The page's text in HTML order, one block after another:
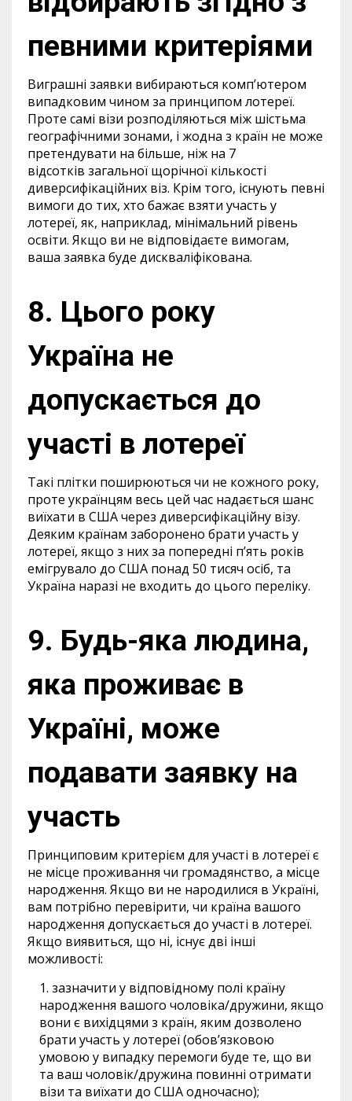
певними критеріями
Виграшні заявки вибираються комп’ютером
випадковим чином за принципом лотереї.
Проте самі візи розподіляються між шістьма
географічними зонами, і жодна з країн не може
претендувати на більше, ніж на 7
відсотків загальної щорічної кількості
диверсифікаційних віз. Крім того, існують певні
вимоги до тих, хто бажає взяти участь у
лотереї, як, наприклад, мінімальний рівень
освіти. Якщо ви не відповідаєте вимогам,
ваша заявка буде дискваліфікована.
8. Цього року
Україна не
допускається до
участі в лотереї
Такі плітки поширюються чи не кожного року,
проте українцям весь цей час надається шанс
виїхати в США через диверсифікаційну візу.
Деяким країнам заборонено брати участь у
лотереї, якщо з них за попередні п’ять років
емігрувало до США понад 50 тисяч осіб, та
Україна наразі не входить до цього переліку.
9. Будь-яка людина,
яка проживає в
Україні, може
подавати заявку на
участь
Принциповим критерієм для участі в лотереї є
не місце проживання чи громадянство, а місце
народження. Якщо ви не народилися в Україні,
вам потрібно перевірити, чи країна вашого
народження допускається до участі в лотереї.
Якщо виявиться, що ні, існує дві інші
можливості:
зазначити у відповідному полі країну
народження вашого чоловіка/дружини, якщо
вони є вихідцями з країн, яким дозволено
брати участь у лотереї (обов’язковою
умовою у випадку перемоги буде те, що ви
та ваш чоловік/дружина повинні отримати
візи та виїхати до США одночасно);